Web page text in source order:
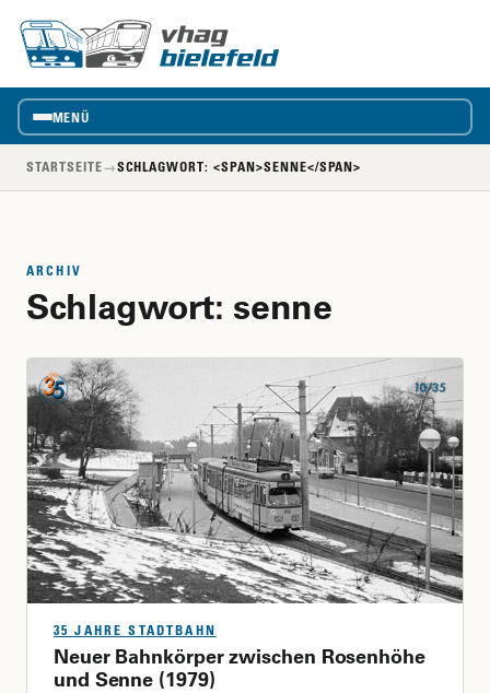
MENÜ
STARTSEITE→SCHLAGWORT: <SPAN>SENNE</SPAN>
ARCHIV
Schlagwort: senne
35 JAHRE STADTBAHN
Neuer Bahnkörper zwischen Rosenhöhe
und Senne (1979)